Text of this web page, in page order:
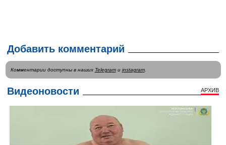
Добавить комментарий
Комментарии доступны в наших Telegramи instagram.
Видеоновости АРХИВ